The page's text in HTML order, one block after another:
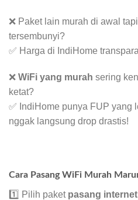
❌ Paket lain murah di awal
tersembunyi?
✅ Harga di IndiHome
❌ WiFi yang murah sering
ketat?
✅ IndiHome punya FUP yang
nggak langsung drop drastis!
Cara Pasang WiFi Murah
1️⃣ Pilih paket pasang